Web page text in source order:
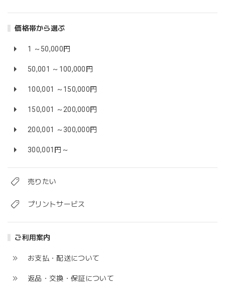
価格帯から選ぶ
1 ～50,000円
50,001 ～100,000円
100,001 ～150,000円
150,001 ～200,000円
200,001 ～300,000円
300,001円～
売りたい
プリントサービス
ご利用案内
お支払・配送について
返品・交換・保証について